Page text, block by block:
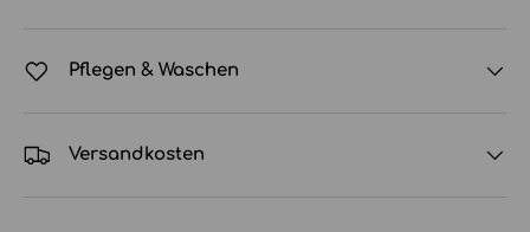
Pflegen & Waschen
Versandkosten